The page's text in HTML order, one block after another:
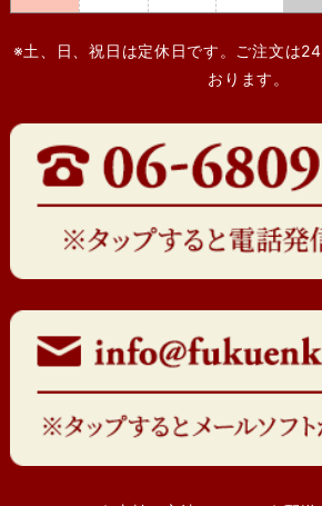
※土、日、祝日は定休日です。ご注文は
おります。